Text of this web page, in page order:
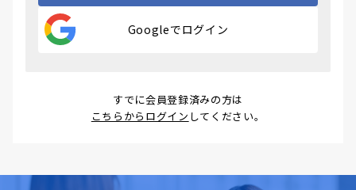
Googleでログイン
すでに会員登録済みの方は
こちらからログイン してください。